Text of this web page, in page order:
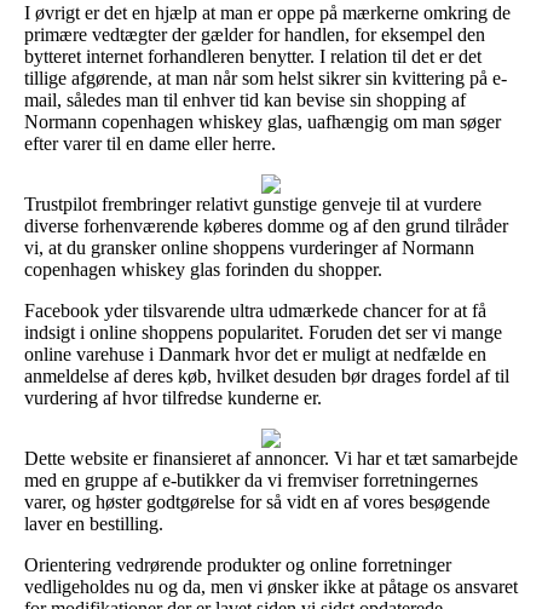
I øvrigt er det en hjælp at man er oppe på mærkerne omkring de
primære vedtægter der gælder for handlen, for eksempel den
bytteret internet forhandleren benytter. I relation til det er det
tillige afgørende, at man når som helst sikrer sin kvittering på e-
mail, således man til enhver tid kan bevise sin shopping af
Normann copenhagen whiskey glas, uafhængig om man søger
efter varer til en dame eller herre.
Trustpilot frembringer relativt gunstige genveje til at vurdere
diverse forhenværende køberes domme og af den grund tilråder
vi, at du gransker online shoppens vurderinger af Normann
copenhagen whiskey glas forinden du shopper.
Facebook yder tilsvarende ultra udmærkede chancer for at få
indsigt i online shoppens popularitet. Foruden det ser vi mange
online varehuse i Danmark hvor det er muligt at nedfælde en
anmeldelse af deres køb, hvilket desuden bør drages fordel af til
vurdering af hvor tilfredse kunderne er.
Dette website er finansieret af annoncer. Vi har et tæt samarbejde
med en gruppe af e-butikker da vi fremviser forretningernes
varer, og høster godtgørelse for så vidt en af vores besøgende
laver en bestilling.
Orientering vedrørende produkter og online forretninger
vedligeholdes nu og da, men vi ønsker ikke at påtage os ansvaret